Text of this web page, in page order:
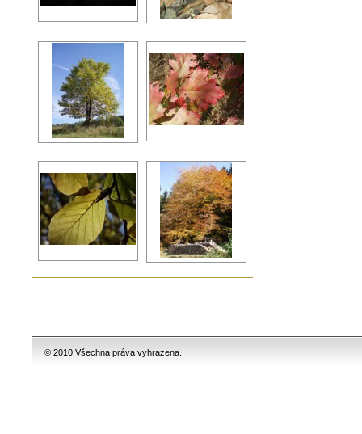
© 2010 Všechna práva vyhrazena.